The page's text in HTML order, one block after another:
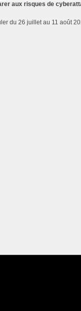
aux risques de
du 26 juillet au 11 août